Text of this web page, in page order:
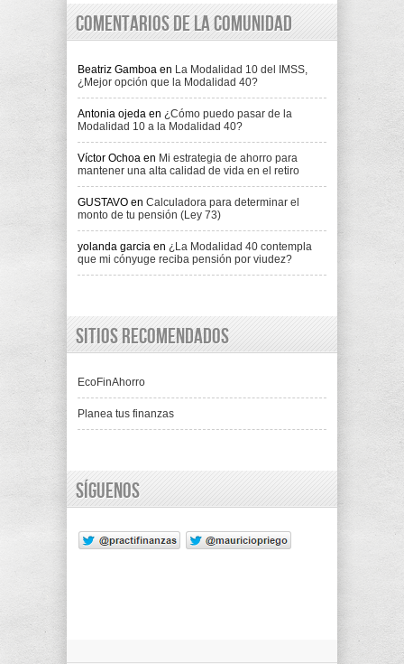
Comentarios de la comunidad
Beatriz Gamboa en La Modalidad 10 del IMSS,
¿Mejor opción que la Modalidad 40?
Antonia ojeda en ¿Cómo puedo pasar de la
Modalidad 10 a la Modalidad 40?
Víctor Ochoa en Mi estrategia de ahorro para
mantener una alta calidad de vida en el retiro
GUSTAVO en Calculadora para determinar el
monto de tu pensión (Ley 73)
yolanda garcia en ¿La Modalidad 40 contempla
que mi cónyuge reciba pensión por viudez?
Sitios recomendados
EcoFinAhorro
Planea tus finanzas
Síguenos